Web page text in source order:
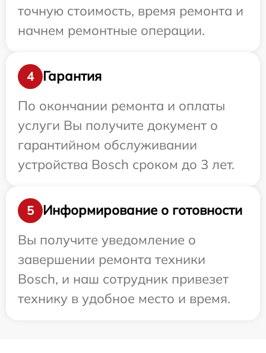
точную стоимость, время ремонта и
начнем ремонтные операции.
4
Гарантия
По окончании ремонта и оплаты
услуги Вы получите документ о
гарантийном обслуживании
устройства Bosch сроком до 3 лет.
5
Информирование о готовности
Вы получите уведомление о
завершении ремонта техники
Bosch, и наш сотрудник привезет
технику в удобное место и время.